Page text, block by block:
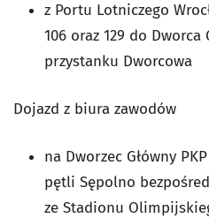
z Portu Lotniczego
106 oraz 129 do Dworca
przystanku Dworcowa
Dojazd z biura zawodów
na Dworzec Główny
pętli Sępolno
ze Stadionu